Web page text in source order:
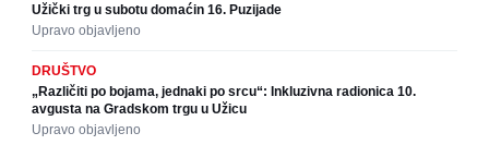
Užički trg u subotu domaćin 16. Puzijade
Upravo objavljeno
DRUŠTVO
„Različiti po bojama, jednaki po srcu“: Inkluzivna radionica 10.
avgusta na Gradskom trgu u Užicu
Upravo objavljeno